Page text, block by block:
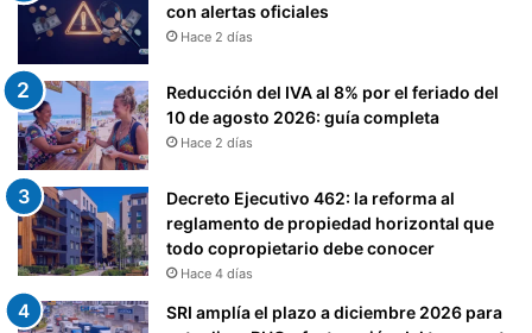
con alertas oficiales
Hace 2 días
Reducción del IVA al 8% por el feriado del
10 de agosto 2026: guía completa
Hace 2 días
Decreto Ejecutivo 462: la reforma al
reglamento de propiedad horizontal que
todo copropietario debe conocer
Hace 4 días
SRI amplía el plazo a diciembre 2026 para